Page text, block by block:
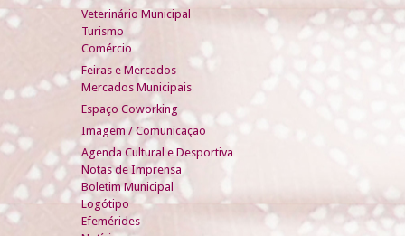
Veterinário Municipal
Turismo
Comércio
Feiras e Mercados
Mercados Municipais
Espaço Coworking
Imagem / Comunicação
Agenda Cultural e Desportiva
Notas de Imprensa
Boletim Municipal
Logótipo
Efemérides